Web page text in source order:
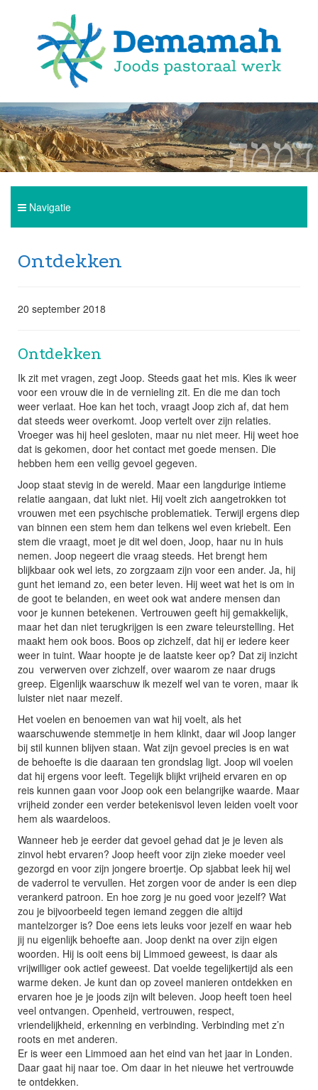
Navigatie
Zij vonden hulp
Publicaties
Briesje
Contact
Ontdekken
20 september 2018
Ontdekken
Ik zit met vragen, zegt Joop. Steeds gaat het mis. Kies ik weer
voor een vrouw die in de vernieling zit. En die me dan toch
weer verlaat. Hoe kan het toch, vraagt Joop zich af, dat hem
dat steeds weer overkomt. Joop vertelt over zijn relaties.
Vroeger was hij heel gesloten, maar nu niet meer. Hij weet hoe
dat is gekomen, door het contact met goede mensen. Die
hebben hem een veilig gevoel gegeven.
Joop staat stevig in de wereld. Maar een langdurige intieme
relatie aangaan, dat lukt niet. Hij voelt zich aangetrokken tot
vrouwen met een psychische problematiek. Terwijl ergens diep
van binnen een stem hem dan telkens wel even kriebelt. Een
stem die vraagt, moet je dit wel doen, Joop, haar nu in huis
nemen. Joop negeert die vraag steeds. Het brengt hem
blijkbaar ook wel iets, zo zorgzaam zijn voor een ander. Ja, hij
gunt het iemand zo, een beter leven. Hij weet wat het is om in
de goot te belanden, en weet ook wat andere mensen dan
voor je kunnen betekenen. Vertrouwen geeft hij gemakkelijk,
maar het dan niet terugkrijgen is een zware teleurstelling. Het
maakt hem ook boos. Boos op zichzelf, dat hij er iedere keer
weer in tuint. Waar hoopte je de laatste keer op? Dat zij inzicht
zou verwerven over zichzelf, over waarom ze naar drugs
greep. Eigenlijk waarschuw ik mezelf wel van te voren, maar ik
luister niet naar mezelf.
Het voelen en benoemen van wat hij voelt, als het
waarschuwende stemmetje in hem klinkt, daar wil Joop langer
bij stil kunnen blijven staan. Wat zijn gevoel precies is en wat
de behoefte is die daaraan ten grondslag ligt. Joop wil voelen
dat hij ergens voor leeft. Tegelijk blijkt vrijheid ervaren en op
reis kunnen gaan voor Joop ook een belangrijke waarde. Maar
vrijheid zonder een verder betekenisvol leven leiden voelt voor
hem als waardeloos.
Wanneer heb je eerder dat gevoel gehad dat je je leven als
zinvol hebt ervaren? Joop heeft voor zijn zieke moeder veel
gezorgd en voor zijn jongere broertje. Op sjabbat leek hij wel
de vaderrol te vervullen. Het zorgen voor de ander is een diep
verankerd patroon. En hoe zorg je nu goed voor jezelf? Wat
zou je bijvoorbeeld tegen iemand zeggen die altijd
mantelzorger is? Doe eens iets leuks voor jezelf en waar heb
jij nu eigenlijk behoefte aan. Joop denkt na over zijn eigen
woorden. Hij is ooit eens bij Limmoed geweest, is daar als
vrijwilliger ook actief geweest. Dat voelde tegelijkertijd als een
warme deken. Je kunt dan op zoveel manieren ontdekken en
ervaren hoe je je joods zijn wilt beleven. Joop heeft toen heel
veel ontvangen. Openheid, vertrouwen, respect,
vriendelijkheid, erkenning en verbinding. Verbinding met z’n
roots en met anderen.
Er is weer een Limmoed aan het eind van het jaar in Londen.
Daar gaat hij naar toe. Om daar in het nieuwe het vertrouwde
te ontdekken.